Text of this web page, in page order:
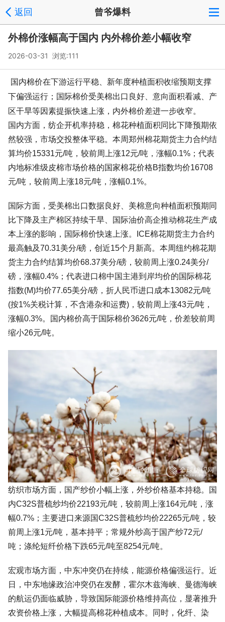
返回 曾爷爆料
外棉价涨幅高于国内 内外棉价差小幅收窄
2026-03-31 浏览:111
国内棉价在下游运行平稳、新年度种植面积收缩预期支撑
下偏强运行；国际棉价受美棉出口良好、意向面积看减、产
区干旱等因素提振快速上涨，内外棉价差进一步收窄。
国内方面，纺企开机率持稳，棉花种植面积同比下降预期依
然较强，市场交投整体平稳。本周郑州棉花期货主力合约结
算均价15331元/吨，较前周上涨12元/吨，涨幅0.1%；代表
内地标准级皮棉市场价格的国家棉花价格B指数均价16708
元/吨，较前周上涨18元/吨，涨幅0.1%。
国际方面，受美棉出口数据良好、美棉意向种植面积预期同
比下降及主产棉区持续干旱、国际油价高企推动棉花生产成
本上涨的影响，国际棉价快速上涨。ICE棉花期货主力合约
最高触及70.31美分/磅，创近15个月新高。本周纽约棉花期
货主力合约结算均价68.37美分/磅，较前周上涨0.24美分/
磅，涨幅0.4%；代表进口棉中国主港到岸均价的国际棉花
指数(M)均价77.65美分/磅，折人民币进口成本13082元/吨
(按1%关税计算，不含港杂和运费)，较前周上涨43元/吨，
涨幅0.3%。国内棉价高于国际棉价3626元/吨，价差较前周
缩小26元/吨。
纺织市场方面，国产纱价小幅上涨，外纱价格基本持稳。国
内C32S普梳纱均价22193元/吨，较前周上涨164元/吨，涨
幅0.7%；主要进口来源国C32S普梳纱均价22265元/吨，较
前周上涨1元/吨，基本持平；常规外纱高于国产纱72元/
吨；涤纶短纤价格下跌65元/吨至8254元/吨。
宏观市场方面，中东冲突仍在持续，能源价格偏强运行。近
日，中东地缘政治冲突仍在发酵，霍尔木兹海峡、曼德海峡
的航运仍面临威胁，导致国际能源价格维持高位，显著推升
农资价格上涨，大幅提高棉花种植成本。同时，化纤、染